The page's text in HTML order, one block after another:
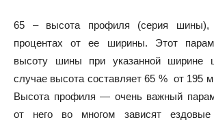
65 – высота профиля (серия шины),
процентах от ее ширины. Этот
высоту шины при указанной
случае высота составляет 65 % от 195
Высота профиля — очень важный
от него во многом зависят